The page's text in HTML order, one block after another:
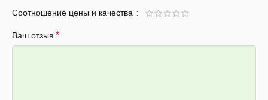
Соотношение цены и качества
Ваш отзыв *